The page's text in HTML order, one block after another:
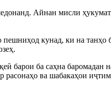
Айнан мисли
кунад, ки на
барои ба саҳна
ва шабакаҳои